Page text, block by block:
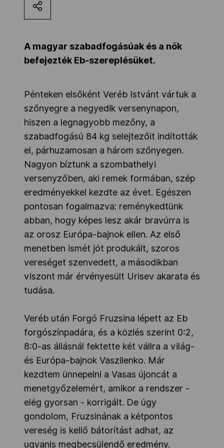
Kettőskarrier-program
NOB
Társszervezetek
OVEP
Adatbank
A magyar szabadfogásúak és a nők
befejezték Eb-szereplésüket.
Pénteken elsőként Veréb Istvánt vártuk a
szőnyegre a negyedik versenynapon,
hiszen a legnagyobb mezőny, a
szabadfogású 84 kg selejtezőit indították
el, párhuzamosan a három szőnyegen.
Nagyon bíztunk a szombathelyi
versenyzőben, aki remek formában, szép
eredményekkel kezdte az évet. Egészen
pontosan fogalmazva: reménykedtünk
abban, hogy képes lesz akár bravúrra is
az orosz Európa-bajnok ellen. Az első
menetben ismét jót produkált, szoros
vereséget szenvedett, a másodikban
viszont már érvényesült Urisev akarata és
tudása.
Veréb után Forgó Fruzsina lépett az Eb
forgószínpadára, és a közlés szerint 0:2,
8:0-as állásnál fektette két vállra a világ-
és Európa-bajnok Vaszilenko. Már
kezdtem ünnepelni a Vasas újoncát a
menetgyőzelemért, amikor a rendszer -
elég gyorsan - korrigált. De úgy
gondolom, Fruzsinának a kétpontos
vereség is kellő bátorítást adhat, az
ugyanis megbecsülendő eredmény.